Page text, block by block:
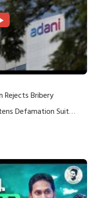
Rejects Bribery
Defamation Suit